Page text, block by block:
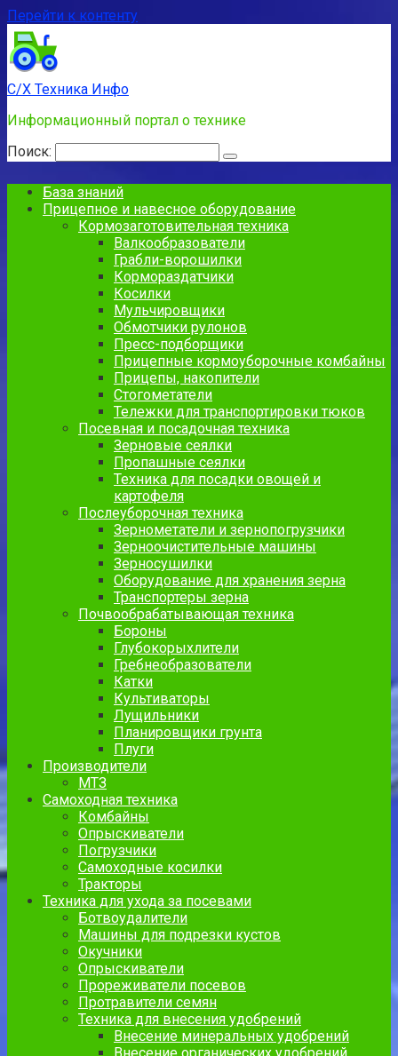
Перейти к контенту
С/Х Техника Инфо
Информационный портал о технике
Поиск:
База знаний
Прицепное и навесное оборудование
Кормозаготовительная техника
Валкообразователи
Грабли-ворошилки
Кормораздатчики
Косилки
Мульчировщики
Обмотчики рулонов
Пресс-подборщики
Прицепные кормоуборочные комбайны
Прицепы, накопители
Стогометатели
Тележки для транспортировки тюков
Посевная и посадочная техника
Зерновые сеялки
Пропашные сеялки
Техника для посадки овощей и
картофеля
Послеуборочная техника
Зернометатели и зернопогрузчики
Зерноочистительные машины
Зерносушилки
Оборудование для хранения зерна
Транспортеры зерна
Почвообрабатывающая техника
Бороны
Глубокорыхлители
Гребнеобразователи
Катки
Культиваторы
Лущильники
Планировщики грунта
Плуги
Производители
МТЗ
Самоходная техника
Комбайны
Опрыскиватели
Погрузчики
Самоходные косилки
Тракторы
Техника для ухода за посевами
Ботвоудалители
Машины для подрезки кустов
Окучники
Опрыскиватели
Прореживатели посевов
Протравители семян
Техника для внесения удобрений
Внесение минеральных удобрений